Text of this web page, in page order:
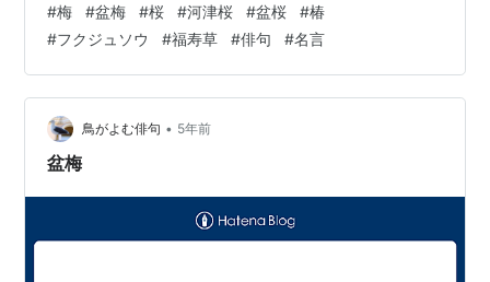
出したところですが、この一輪は、小鳥の雛のように、
口を開けました。株は、増えたり減ったりを繰り返して
いますが、昨年は、植え替えや施肥をしなかったので、
今年は、外れ年です。 俳句： 春もやや けしき(気色)とと
のふ 月と梅 はせを(松尾芭蕉) けしき(気色)： 何かしよう
とする、また、何かが起こ…
#梅 #盆梅 #桜 #河津桜 #盆桜 #椿
#フクジュソウ #福寿草 #俳句 #名言
鳥がよむ俳句 • 5年前
盆梅